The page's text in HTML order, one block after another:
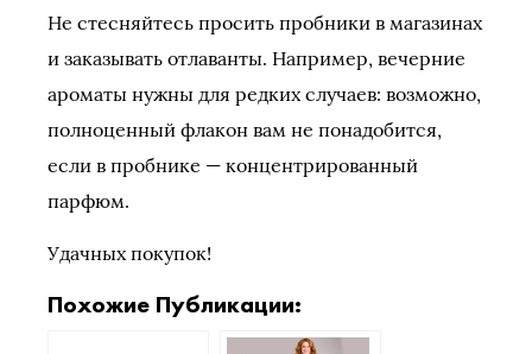
Не стесняйтесь просить пробники в магазинах
и заказывать отлаванты. Например, вечерние
ароматы нужны для редких случаев: возможно,
полноценный флакон вам не понадобится,
если в пробнике — концентрированный
парфюм.
Удачных покупок!
Похожие Публикации: